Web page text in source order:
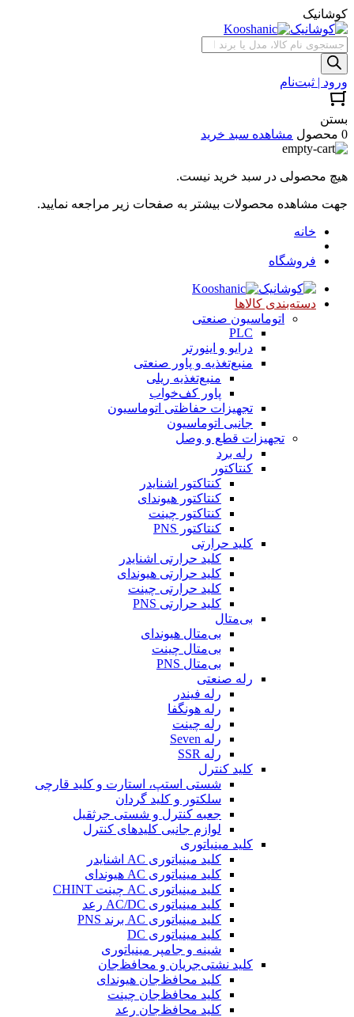
کوشانیک
جستجوی
محصولات
ورود | ثبت‌نام
بستن
0 محصول
مشاهده سبد خرید
هیچ محصولی در سبد خرید نیست.
جهت مشاهده محصولات بیشتر به صفحات زیر مراجعه نمایید.
خانه
فروشگاه
دسته‌بندی کالاها
اتوماسیون صنعتی
PLC
درایو و اینورتر
منبع‌تغذیه و پاور صنعتی
منبع‌تغذیه ریلی
پاور کف‌خواب
تجهیزات حفاظتی اتوماسیون
جانبی اتوماسیون
تجهیزات قطع و وصل
رله برد
کنتاکتور
کنتاکتور اشنایدر
کنتاکتور هیوندای
کنتاکتور چینت
کنتاکتور PNS
کلید حرارتی
کلید حرارتی اشنایدر
کلید حرارتی هیوندای
کلید حرارتی چینت
کلید حرارتی PNS
بی‌متال
بی‌متال هیوندای
بی‌متال چینت
بی‌متال PNS
رله صنعتی
رله فیندر
رله هونگفا
رله چینت
رله Seven
رله SSR
کلید کنترل
شستی استپ، استارت و کلید قارچی
سلکتور و کلید گردان
جعبه کنترل و شستی جرثقیل
لوازم جانبی کلیدهای کنترل
کلید مینیاتوری
کلید مینیاتوری AC اشنایدر
کلید مینیاتوری AC هیوندای
کلید مینیاتوری AC چینت CHINT
کلید مینیاتوری AC/DC رعد
کلید مینیاتوری AC برند PNS
کلید مینیاتوری DC
شینه و جامپر مینیاتوری
کلید نشتی‌جریان و محافظ‌جان
کلید محافظ‌جان هیوندای
کلید محافظ‌جان چینت
کلید محافظ‌جان رعد